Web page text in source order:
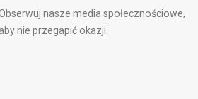
nasze media społecznościowe,
aby nie przegapić okazji.